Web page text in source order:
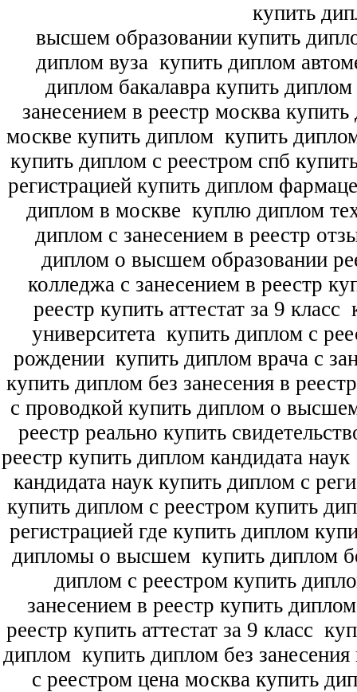
купить
высшем образовании купить
диплом вуза купить диплом
диплом бакалавра купить
занесением в реестр москва
москве купить диплом купить
купить диплом с реестром спб
регистрацией купить диплом
диплом в москве куплю диплом
диплом с занесением в реестр
диплом о высшем образовании
колледжа с занесением в реестр
реестр купить аттестат за 9 класс
университета купить диплом с
рождении купить диплом врача с
купить диплом без занесения в
с проводкой купить диплом о
реестр реально купить
реестр купить диплом кандидата наук
кандидата наук купить диплом с
купить диплом с реестром купить
регистрацией где купить диплом
дипломы о высшем купить диплом
диплом с реестром купить
занесением в реестр купить
реестр купить аттестат за 9 класс
диплом купить диплом без
с реестром цена москва купить